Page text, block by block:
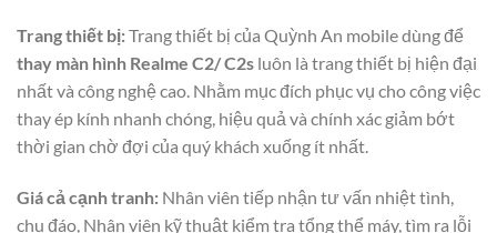
Trang thiết bị:Trang thiết bị của Quỳnh An mobile dùng để
thay màn hình Realme C2/ C2s luôn là trang thiết bị hiện đại
nhất và công nghệ cao. Nhằm mục đích phục vụ cho công việc
thay ép kính nhanh chóng, hiệu quả và chính xác giảm bớt
thời gian chờ đợi của quý khách xuống ít nhất.
Giá cả cạnh tranh: Nhân viên tiếp nhận tư vấn nhiệt tình,
chu đáo, Nhân viên kỹ thuật kiểm tra tổng thể máy, tìm ra lỗi